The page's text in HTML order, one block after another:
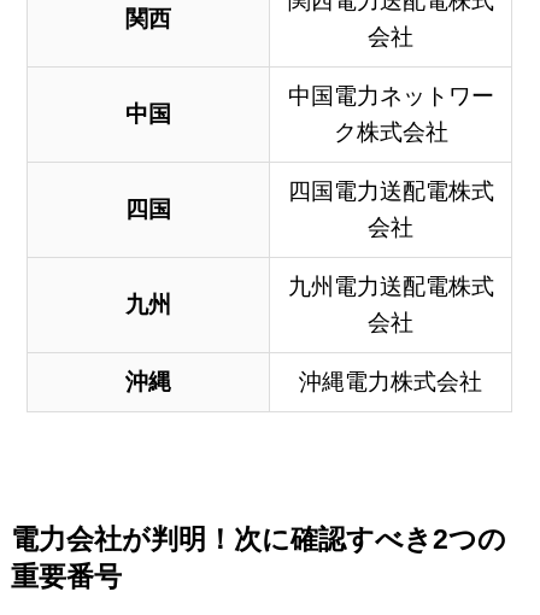
関西
会社
中国
中国電力ネットワー
ク株式会社
四国
四国電力送配電株式
会社
九州
九州電力送配電株式
会社
沖縄 沖縄電力株式会社
電力会社が判明！次に確認すべき2つの
重要番号